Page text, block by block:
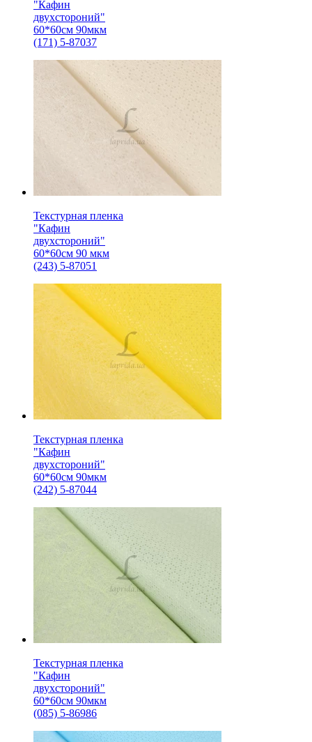
"Кафин
двухстороний"
60*60см 90мкм
(171) 5-87037
Текстурная пленка
"Кафин
двухстороний"
60*60см 90 мкм
(243) 5-87051
Текстурная пленка
"Кафин
двухстороний"
60*60см 90мкм
(242) 5-87044
Текстурная пленка
"Кафин
двухстороний"
60*60см 90мкм
(085) 5-86986